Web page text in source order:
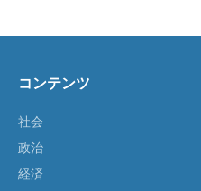
コンテンツ
社会
政治
経済